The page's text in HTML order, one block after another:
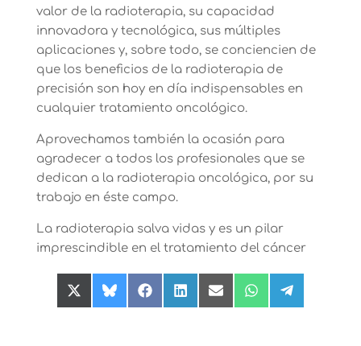
valor de la radioterapia, su capacidad
innovadora y tecnológica, sus múltiples
aplicaciones y, sobre todo, se conciencien de
que los beneficios de la radioterapia de
precisión son hoy en día indispensables en
cualquier tratamiento oncológico.
Aprovechamos también la ocasión para
agradecer a todos los profesionales que se
dedican a la radioterapia oncológica, por su
trabajo en éste campo.
La radioterapia salva vidas y es un pilar
imprescindible en el tratamiento del cáncer
Compartir
en
Compartir
en
Compartir
en
Compartir
en
Compartir
en
Compartir
en
Compartir
en